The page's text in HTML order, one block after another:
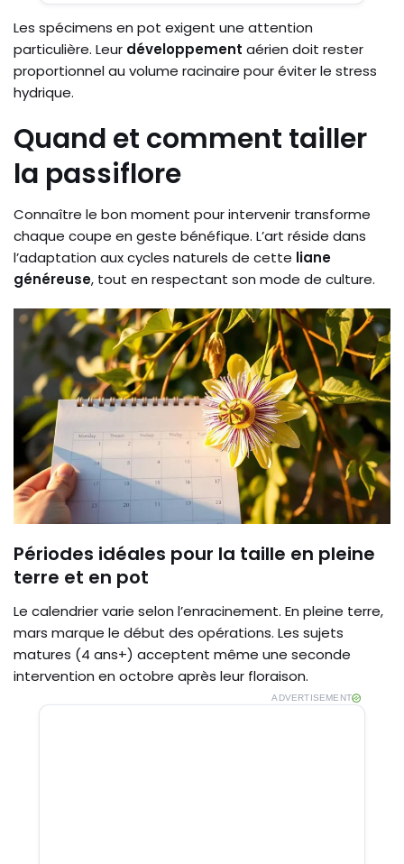
Les spécimens en pot exigent une attention
particulière. Leur développement aérien doit rester
proportionnel au volume racinaire pour éviter le stress
hydrique.
Quand et comment tailler
la passiflore
Connaître le bon moment pour intervenir transforme
chaque coupe en geste bénéfique. L’art réside dans
l’adaptation aux cycles naturels de cette liane
généreuse, tout en respectant son mode de culture.
Périodes idéales pour la taille en pleine
terre et en pot
Le calendrier varie selon l’enracinement. En pleine terre,
mars marque le début des opérations. Les sujets
matures (4 ans+) acceptent même une seconde
intervention en octobre après leur floraison.
ADVERTISEMENT